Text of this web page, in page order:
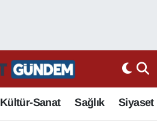
Kültür-Sanat Sağlık Siyaset